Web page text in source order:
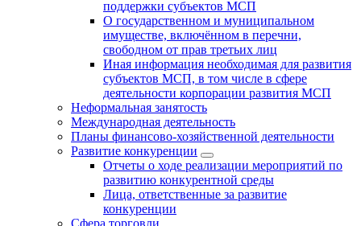
поддержки субъектов МСП
О государственном и муниципальном
имуществе, включённом в перечни,
свободном от прав третьих лиц
Иная информация необходимая для развития
субъектов МСП, в том числе в сфере
деятельности корпорации развития МСП
Неформальная занятость
Международная деятельность
Планы финансово-хозяйственной деятельности
Развитие конкуренции
Отчеты о ходе реализации мероприятий по
развитию конкурентной среды
Лица, ответственные за развитие
конкуренции
Сфера торговли